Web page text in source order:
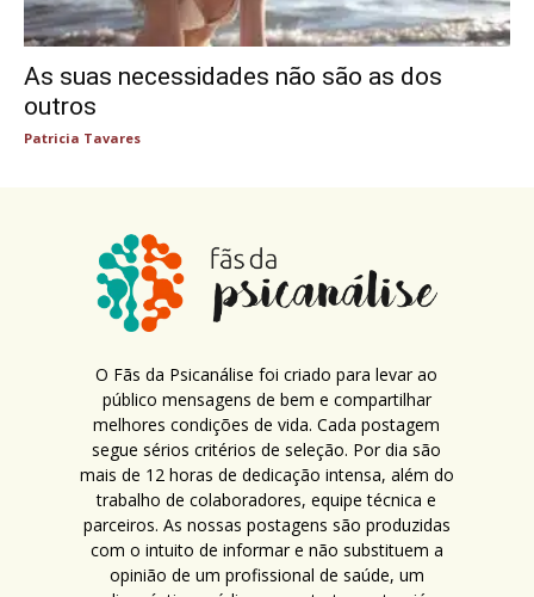
As suas necessidades não são as dos
outros
Patricia Tavares
O Fãs da Psicanálise foi criado para levar ao
público mensagens de bem e compartilhar
melhores condições de vida. Cada postagem
segue sérios critérios de seleção. Por dia são
mais de 12 horas de dedicação intensa, além do
trabalho de colaboradores, equipe técnica e
parceiros. As nossas postagens são produzidas
com o intuito de informar e não substituem a
opinião de um profissional de saúde, um